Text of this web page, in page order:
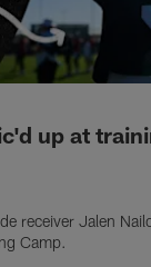
up at
receiver Jalen
Camp.